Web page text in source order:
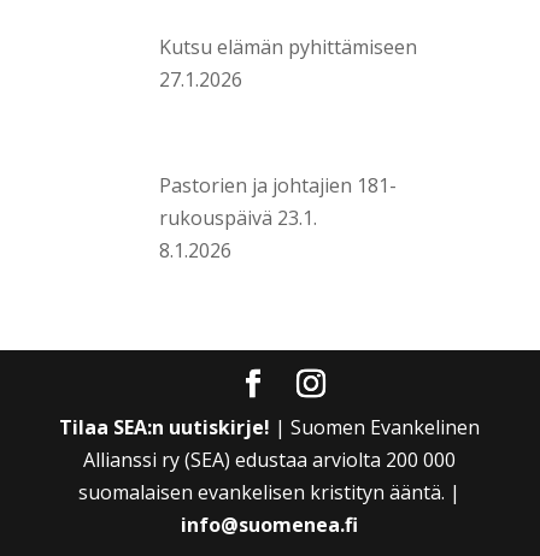
Kutsu elämän pyhittämiseen
27.1.2026
Pastorien ja johtajien 181-
rukouspäivä 23.1.
8.1.2026
Tilaa SEA:n uutiskirje! | Suomen Evankelinen
Allianssi ry (SEA) edustaa arviolta 200 000
suomalaisen evankelisen kristityn ääntä. |
info@suomenea.fi